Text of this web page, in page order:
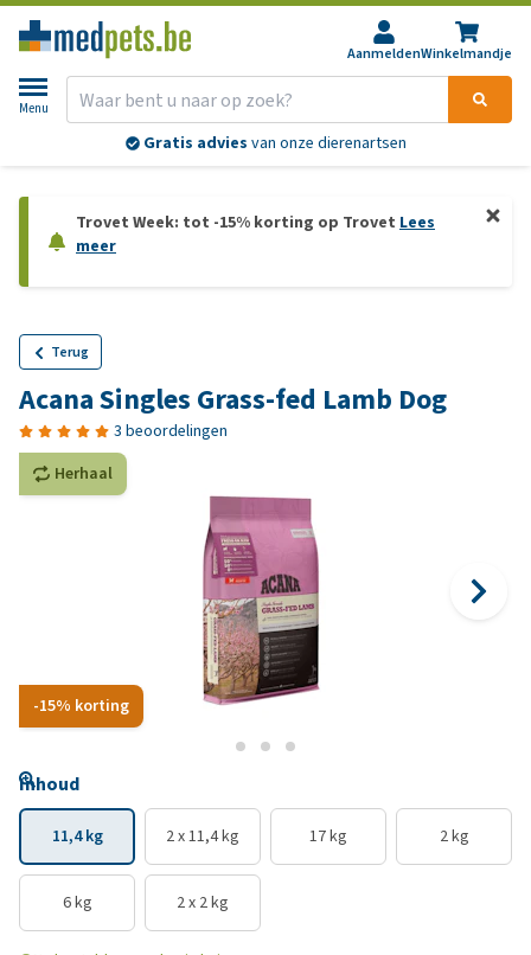
AanmeldenWinkelmandje
Menu
Gratis advies van onze dierenartsen
Trovet Week: tot -15% korting op Trovet Lees
meer
Terug
Acana Singles Grass-fed Lamb Dog
3 beoordelingen
-15% korting
Herhaal
Inhoud
11,4 kg 2 x 11,4 kg 17 kg 2 kg
6 kg 2 x 2 kg